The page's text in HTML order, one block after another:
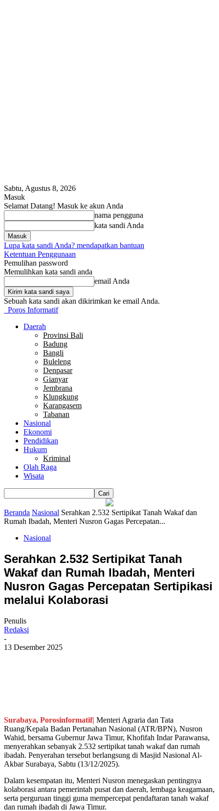
Sabtu, Agustus 8, 2026
Masuk
Selamat Datang! Masuk ke akun Anda
nama pengguna
kata sandi Anda
Lupa kata sandi Anda? mendapatkan bantuan
Ketentuan Penggunaan
Pemulihan password
Memulihkan kata sandi anda
email Anda
Sebuah kata sandi akan dikirimkan ke email Anda.
Poros Informatif
Daerah
Provinsi Bali
Badung
Bangli
Buleleng
Denpasar
Gianyar
Jembrana
Klungkung
Karangasem
Tabanan
Nasional
Ekonomi
Pendidikan
Hukum
Kriminal
Olah Raga
Wisata
Beranda Nasional Serahkan 2.532 Sertipikat Tanah Wakaf dan
Rumah Ibadah, Menteri Nusron Gagas Percepatan...
Nasional
Serahkan 2.532 Sertipikat Tanah
Wakaf dan Rumah Ibadah, Menteri
Nusron Gagas Percepatan Sertipikasi
melalui Kolaborasi
Penulis
Redaksi
-
13 Desember 2025
Surabaya, Porosinformatif| Menteri Agraria dan Tata
Ruang/Kepala Badan Pertanahan Nasional (ATR/BPN), Nusron
Wahid, bersama Gubernur Jawa Timur, Khofifah Indar Parawansa,
menyerahkan sebanyak 2.532 sertipikat tanah wakaf dan rumah
ibadah. Penyerahan tersebut berlangsung di Masjid Nasional Al-
Akbar Surabaya, Sabtu (13/12/2025).
Dalam kesempatan itu, Menteri Nusron menegaskan pentingnya
kolaborasi antara pemerintah pusat dan daerah, lembaga keagamaan,
serta perguruan tinggi guna mempercepat pendaftaran tanah wakaf
dan rumah ibadah di Jawa Timur.